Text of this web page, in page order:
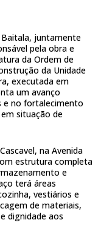
Baitala, juntamente
pela obra e
da Ordem de
da Unidade
executada em
um avanço
e no fortalecimento
situação de
na Avenida
estrutura completa
e
terá áreas
vestiários e
de materiais,
dignidade aos